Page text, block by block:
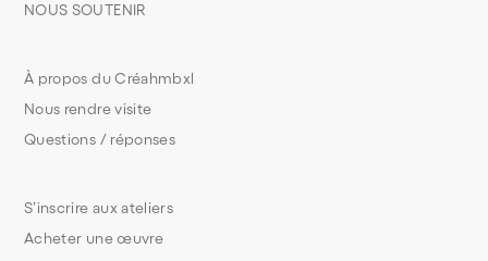
S’inscrire aux ateliers
Acheter une œuvre
À propos du Créahmbxl
Nous rendre visite
Questions / réponses
NOUS SOUTENIR